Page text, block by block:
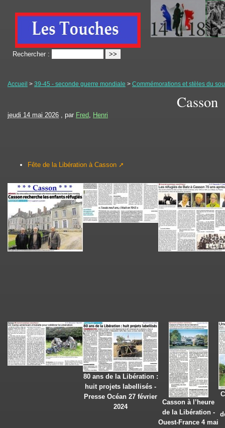
Rechercher :
Accueil > 39-45 - seconde guerre mondiale > Commémorations et stèles du
Casson
jeudi 14 mai 2026 , par Fred, Henri
Fête de la Libération à Casson
80 ans de la Libération :
huit projets labellisés -
Presse Océan 27 février
2024
Casson à l’heure
de la Libération -
Ouest-France 4 mai